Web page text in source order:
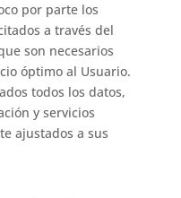
por parte los
a través del
son necesarios
óptimo al Usuario.
todos los datos,
y servicios
ajustados a sus